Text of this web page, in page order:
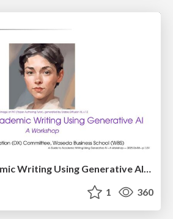
A Guide to Academic Writing Using Generative AI - A Workshop
1 360